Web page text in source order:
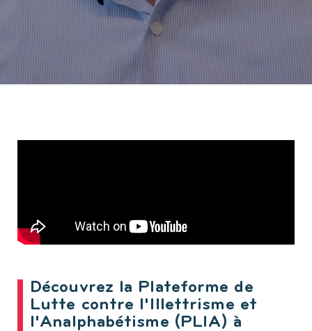
Découvrez la Plateforme de
Lutte contre l'Illettrisme et
l'Analphabétisme (PLIA) à